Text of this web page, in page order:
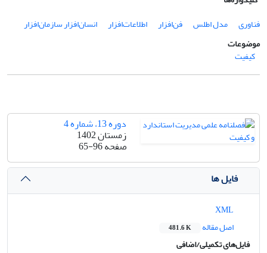
فناوری
مدل اطلس فن‌افزار اطلاعات‌افزار
انسان‌افزار سازمان‌افزار
موضوعات
کیفیت
دوره 13، شماره 4
زمستان 1402
صفحه65-96
فایل ها
اصل مقاله
481.6 K
فایل‌های تکمیلی/اضافی